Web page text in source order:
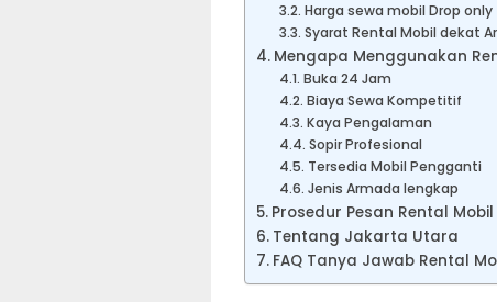
Harga sewa mobil Drop only
Syarat Rental Mobil dekat
Mengapa Menggunakan
Buka 24 Jam
Biaya Sewa Kompetitif
Kaya Pengalaman
Sopir Profesional
Tersedia Mobil Pengganti
Jenis Armada lengkap
Prosedur Pesan Rental
Tentang Jakarta Utara
FAQ Tanya Jawab Rental